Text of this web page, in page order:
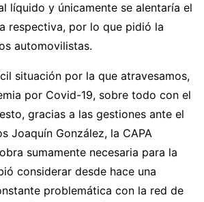
líquido y únicamente se alentaría el
respectiva, por lo que pidió la
automovilistas.
situación por la que atravesamos,
por Covid-19, sobre todo con el
gracias a las gestiones ante el
Joaquín González, la CAPA
sumamente necesaria para la
considerar desde hace una
problemática con la red de